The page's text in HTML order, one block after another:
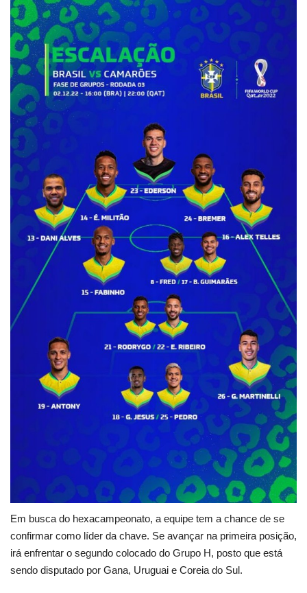
Em busca do hexacampeonato, a equipe tem a chance de se
confirmar como líder da chave. Se avançar na primeira posição,
irá enfrentar o segundo colocado do Grupo H, posto que está
sendo disputado por Gana, Uruguai e Coreia do Sul.